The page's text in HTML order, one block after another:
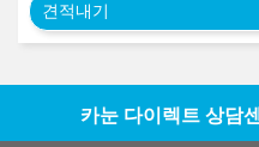
견적내기
카눈 다이렉트 상담